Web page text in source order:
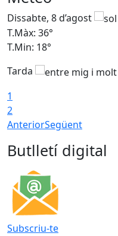
Dissabte, 8 d’agost
T.Màx: 36°
T.Min: 18°
Tarda
1
2
AnteriorSegüent
Butlletí digital
Subscriu-te